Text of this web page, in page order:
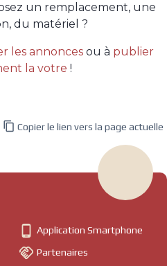
un remplacement, une
du matériel ?
les annoncesou à publier
la votre !
 Copier le lien vers la page actuelle
 Application Smartphone
 Partenaires